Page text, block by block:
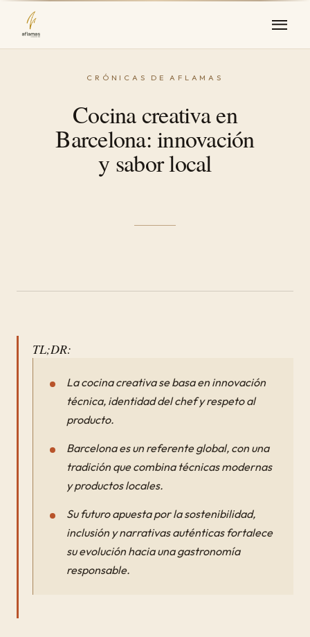
Cocina creativa en
Barcelona: innovación
y sabor local
TL;DR:
La cocina creativa se basa en innovación
técnica, identidad del chef y respeto al
producto.
Barcelona es un referente global, con una
tradición que combina técnicas modernas
y productos locales.
Su futuro apuesta por la sostenibilidad,
inclusión y narrativas auténticas fortalece
su evolución hacia una gastronomía
responsable.